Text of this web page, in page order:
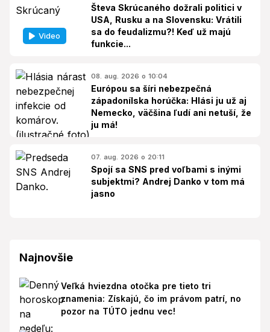
Video
Števa Skrúcaného dožrali politici v
USA, Rusku a na Slovensku: Vrátili
sa do feudalizmu?! Keď už majú
funkcie...
08. aug. 2026 o 10:04
Európou sa šíri nebezpečná
západonílska horúčka: Hlási ju už aj
Nemecko, väčšina ľudí ani netuší, že
ju má!
07. aug. 2026 o 20:11
Spojí sa SNS pred voľbami s inými
subjektmi? Andrej Danko v tom má
jasno
Najnovšie
Veľká hviezdna otočka pre tieto tri
znamenia: Získajú, čo im právom patrí, no
pozor na TÚTO jednu vec!